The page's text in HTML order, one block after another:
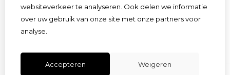
Klantenservice
Contact
Sitemap
websiteverkeer te analyseren. Ook delen we informatie
over uw gebruik van onze site met onze partners voor
analyse.
Accepteren Weigeren